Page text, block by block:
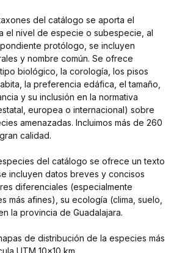
del catálogo se aporta el
el nivel de especie o subespecie, al
protólogo, se incluyen
y nombre común. Se ofrece
biológico, la corología, los pisos
la preferencia edáfica, el tamaño,
y su inclusión en la normativa
europea o internacional) sobre
amenazadas. Incluimos más de 260
calidad.
del catálogo se ofrece un texto
incluyen datos breves y concisos
diferenciales (especialmente
más afines), su ecología (clima, suelo,
la provincia de Guadalajara.
de distribución de la especies más
UTM 10×10 km.